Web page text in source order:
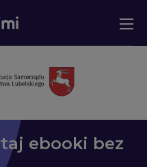
ebooki bez